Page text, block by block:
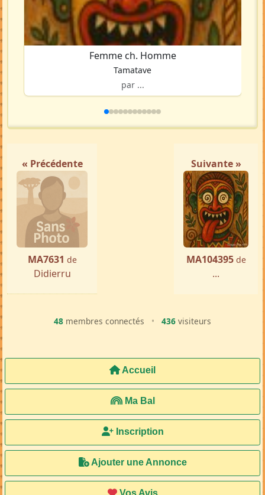
Femme ch. Homme
Tamatave
par ...
« Précédente
MA7631 de
Didierru
Suivante »
MA104395 de
...
48 membres connectés • 436 visiteurs
Accueil
Ma Bal
Inscription
Ajouter une Annonce